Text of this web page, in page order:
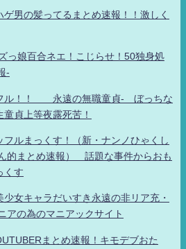
男の髪ってるまとめ速報！！激しく
っ娘百合ネエ！こじらせ！50独身処
-
ル！！ 永遠の無職童貞- ぼっちな
貞上等夜露死苦！
ルまっくす！（新・ナンノひゃくし
的まとめ速報） 話題な事件からおも
くす
女キャラだいすき永遠の非リア充・
アの為のマニアックサイト
まとめ速報！キモデブおた